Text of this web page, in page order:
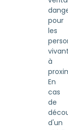
pour
les
vivant
à
En
cas
de
d'un